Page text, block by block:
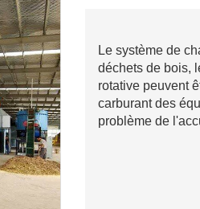
Le système de
déchets de bois,
rotative peuvent
carburant des
problème de